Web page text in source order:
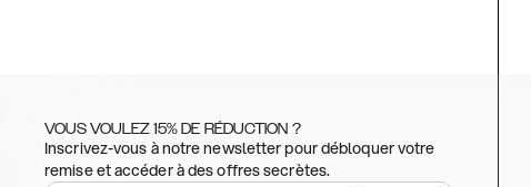
VOUS VOULEZ 15% DE RÉDUCTION ?
Inscrivez-vous à notre newsletter pour débloquer votre
remise et accéder à des offres secrètes.